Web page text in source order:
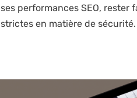
ses performances SEO, rester
strictes en matière de sécurité.